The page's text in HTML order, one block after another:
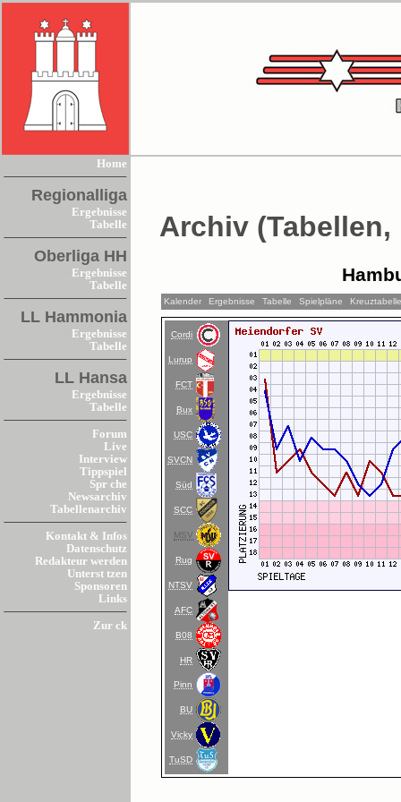
Home
Regionalliga
Ergebnisse
Tabelle
Oberliga HH
Ergebnisse
Tabelle
LL Hammonia
Ergebnisse
Tabelle
LL Hansa
Ergebnisse
Tabelle
Forum
Live
Interview
Tippspiel
Spr che
Newsarchiv
Tabellenarchiv
Kontakt & Infos
Datenschutz
Redakteur werden
Unterst tzen
Sponsoren
Links
Zur ck
Archiv
Kalender Ergebnisse Tabelle Spielpläne
Cordi
Lurup
FCT
Bux
USC
SVCN
Süd
SCC
MSV
Rug
NTSV
AFC
B08
HR
Pinn
BU
Vicky
TuSD